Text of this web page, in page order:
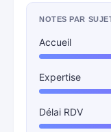
NOTES PAR
Accueil
Expertise
Délai RDV